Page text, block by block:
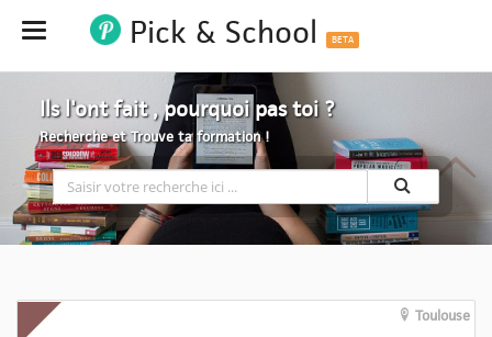
Hide Pick & School BETA
Ils l'ont fait , pourquoi pas toi ?
Recherche et Trouve ta formation !
Toulouse